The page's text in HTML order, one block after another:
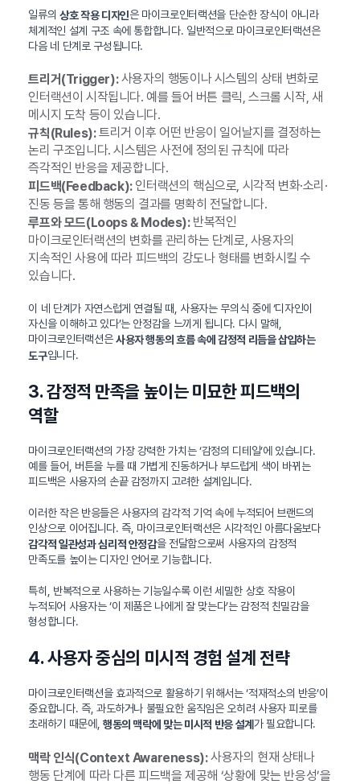
일류의 상호 작용 디자인은 마이크로인터랙션을 단순한 장식이 아니라
체계적인 설계 구조 속에 통합합니다. 일반적으로 마이크로인터랙션은
다음 네 단계로 구성됩니다.
트리거(Trigger):사용자의 행동이나 시스템의 상태 변화로
인터랙션이 시작됩니다. 예를 들어 버튼 클릭, 스크롤 시작, 새
메시지 도착 등이 있습니다.
규칙(Rules):트리거 이후 어떤 반응이 일어날지를 결정하는
논리 구조입니다. 시스템은 사전에 정의된 규칙에 따라
즉각적인 반응을 제공합니다.
피드백(Feedback):인터랙션의 핵심으로, 시각적 변화·소리·
진동 등을 통해 행동의 결과를 명확히 전달합니다.
루프와 모드(Loops & Modes):반복적인
마이크로인터랙션의 변화를 관리하는 단계로, 사용자의
지속적인 사용에 따라 피드백의 강도나 형태를 변화시킬 수
있습니다.
이 네 단계가 자연스럽게 연결될 때, 사용자는 무의식 중에 ‘디자인이
자신을 이해하고 있다’는 안정감을 느끼게 됩니다. 다시 말해,
마이크로인터랙션은사용자 행동의 흐름 속에 감정적 리듬을 삽입하는
도구입니다.
3. 감정적 만족을 높이는 미묘한 피드백의
역할
마이크로인터랙션의 가장 강력한 가치는 ‘감정의 디테일’에 있습니다.
예를 들어, 버튼을 누를 때 가볍게 진동하거나 부드럽게 색이 바뀌는
피드백은 사용자의 손끝 감정까지 고려한 설계입니다.
이러한 작은 반응들은 사용자의 감각적 기억 속에 누적되어 브랜드의
인상으로 이어집니다. 즉, 마이크로인터랙션은 시각적인 아름다움보다
감각적 일관성과 심리적 안정감을 전달함으로써 사용자의 감정적
만족도를 높이는 디자인 언어로 기능합니다.
특히, 반복적으로 사용하는 기능일수록 이런 세밀한 상호 작용이
누적되어 사용자는 ‘이 제품은 나에게 잘 맞는다’는 감정적 친밀감을
형성합니다.
4. 사용자 중심의 미시적 경험 설계 전략
마이크로인터랙션을 효과적으로 활용하기 위해서는 ‘적재적소의 반응’이
중요합니다. 즉, 과도하거나 불필요한 움직임은 오히려 사용자 피로를
초래하기 때문에, 행동의 맥락에 맞는 미시적 반응 설계 가 필요합니다.
맥락 인식(Context Awareness):사용자의 현재 상태나
행동 단계에 따라 다른 피드백을 제공해 ‘상황에 맞는 반응성’을